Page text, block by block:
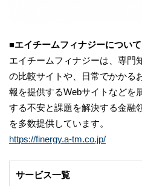
■エイチームフィナジーについて
エイチームフィナジーは、専門
の比較サイトや、日常でかかる
報を提供するWebサイトなどを
する不安と課題を解決する金融
を多数提供しています。
https://finergy.a-tm.co.jp/
サービス一覧